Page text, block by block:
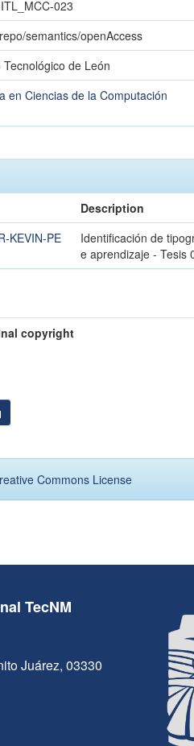
023
semantics/openAccess
Tecnológico de León
en Ciencias de la Computación
Description
KEVIN-PE
Identificación de
e aprendizaje - Tesis
copyright
Commons License
TecNM
Juárez, 03330